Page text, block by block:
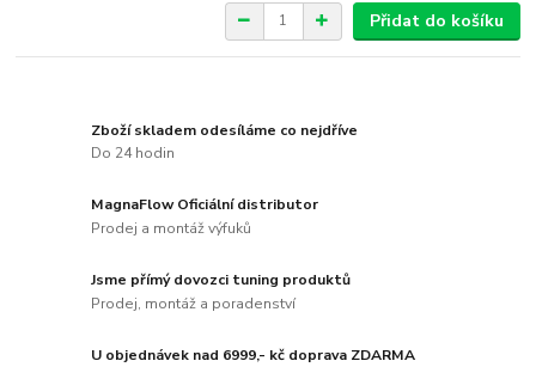
Přidat do košíku
Zboží skladem odesíláme co nejdříve
Do 24 hodin
MagnaFlow Oficiální distributor
Prodej a montáž výfuků
Jsme přímý dovozci tuning produktů
Prodej, montáž a poradenství
U objednávek nad 6999,- kč doprava ZDARMA